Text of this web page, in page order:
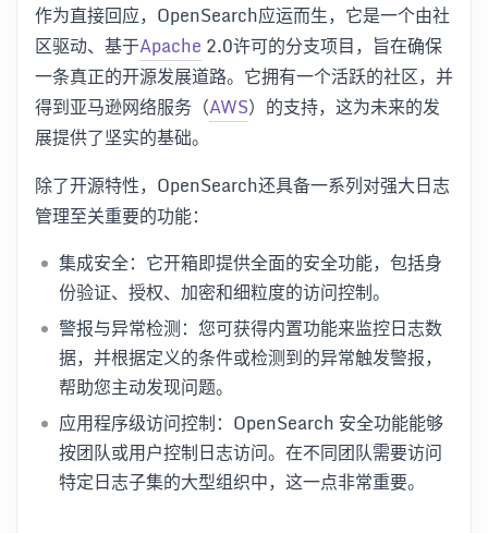
作为直接回应，OpenSearch应运而生，它是一个由社
区驱动、基于Apache 2.0许可的分支项目，旨在确保
一条真正的开源发展道路。它拥有一个活跃的社区，并
得到亚马逊网络服务（AWS）的支持，这为未来的发
展提供了坚实的基础。
除了开源特性，OpenSearch还具备一系列对强大日志
管理至关重要的功能：
集成安全：它开箱即提供全面的安全功能，包括身
份验证、授权、加密和细粒度的访问控制。
警报与异常检测：您可获得内置功能来监控日志数
据，并根据定义的条件或检测到的异常触发警报，
帮助您主动发现问题。
应用程序级访问控制：OpenSearch 安全功能能够
按团队或用户控制日志访问。在不同团队需要访问
特定日志子集的大型组织中，这一点非常重要。